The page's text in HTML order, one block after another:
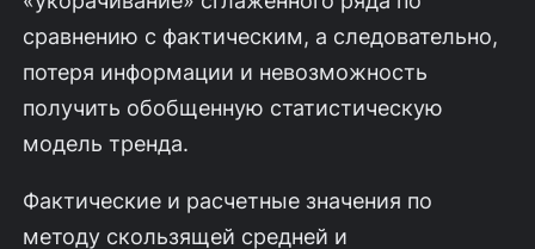
сравнению с фактическим, а следовательно,
потеря информации и невозможность
получить обобщенную статистическую
модель тренда.
Фактические и расчетные значения по
методу скользящей средней и